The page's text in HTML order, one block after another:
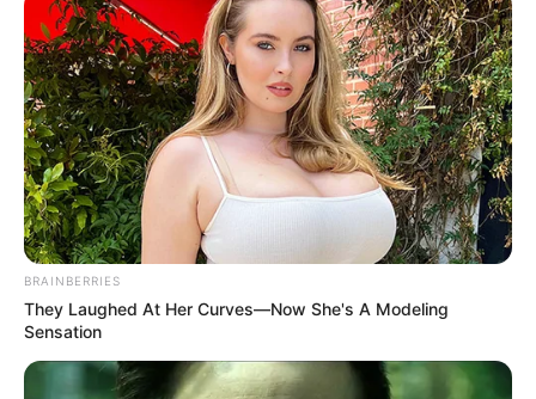
BRAINBERRIES
They Laughed At Her Curves—Now She's A Modeling
Sensation